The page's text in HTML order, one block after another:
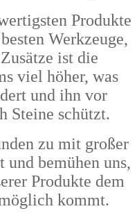
Produkte
Werkzeuge,
ist die
viel höher, was
und ihn vor
Steine schützt.
zu mit großer
und bemühen uns,
Produkte dem
kommt.